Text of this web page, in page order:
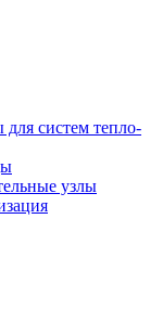
систем тепло-
узлы